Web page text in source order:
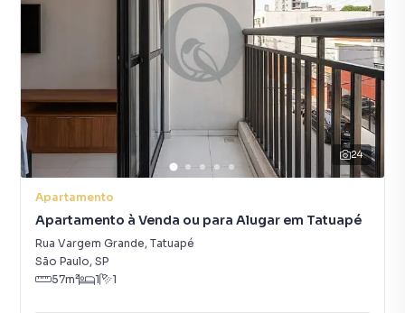
24
Apartamento
Apartamento à Venda ou para Alugar em Tatuapé
Rua Vargem Grande, Tatuapé
São Paulo, SP
57m² 1 1